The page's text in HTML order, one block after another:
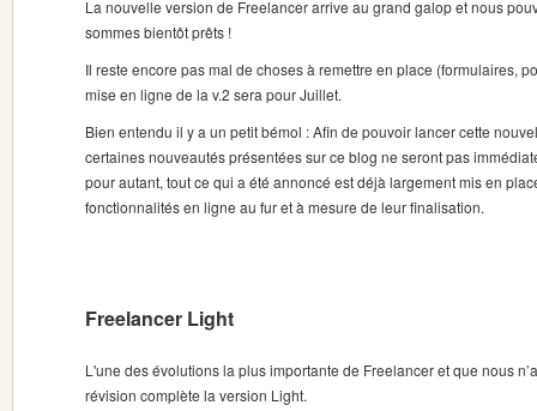
La nouvelle version de Freelancer arrive au grand galop et nous
sommes bientôt prêts !
Il reste encore pas mal de choses à remettre en place (formulaires,
mise en ligne de la v.2 sera pour Juillet.
Bien entendu il y a un petit bémol : Afin de pouvoir lancer cette
certaines nouveautés présentées sur ce blog ne seront pas
pour autant, tout ce qui a été annoncé est déjà largement mis en
fonctionnalités en ligne au fur et à mesure de leur finalisation.
Freelancer Light
L'une des évolutions la plus importante de Freelancer et que nous
révision complète la version Light.